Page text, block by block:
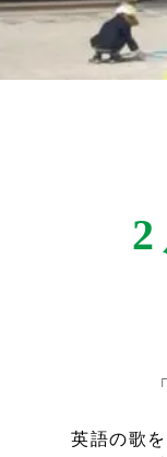
英語の歌